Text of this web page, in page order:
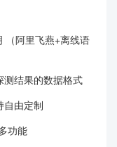
（阿里飞燕+离线语
测结果的数据格式
自由定制
功能